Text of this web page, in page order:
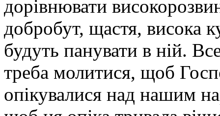
дорівнювати
добробут, щастя, висока
будуть панувати в ній.
треба молитися, щоб
опікувалися над нашим